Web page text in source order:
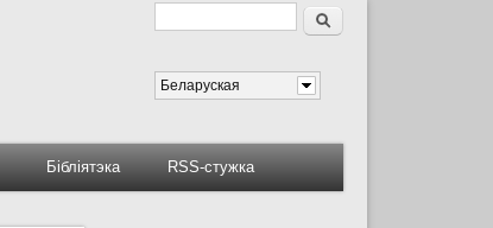
Форма пошуку
Пошук
Беларуская
Бібліятэка RSS-стужка